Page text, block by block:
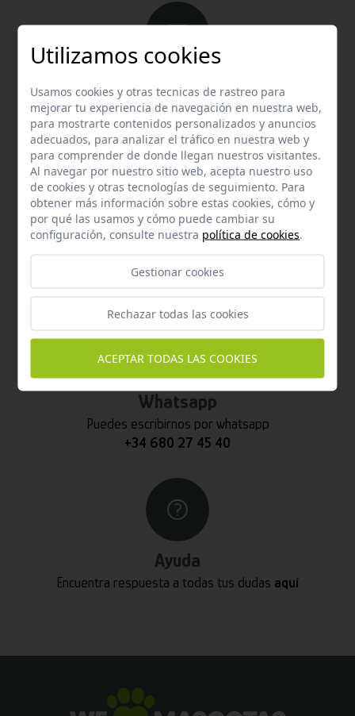
Email
Contacta con nosotros vía email
hola@welovemascotas.com
Teléfono
Contacta con nosotros a través del teléfono
Whatsapp
Puedes escribirnos por whatsapp
+34 680 27 45 40
Ayuda
Encuentra respuesta a todas tus dudas aquí
Utilizamos cookies
Usamos cookies y otras tecnicas de rastreo para
mejorar tu experiencia de navegación en nuestra web,
para mostrarte contenidos personalizados y anuncios
adecuados, para analizar el tráfico en nuestra web y
para comprender de donde llegan nuestros visitantes.
Al navegar por nuestro sitio web, acepta nuestro uso
de cookies y otras tecnologías de seguimiento. Para
obtener más información sobre estas cookies, cómo y
por qué las usamos y cómo puede cambiar su
configuración, consulte nuestra política de cookies.
Gestionar cookies
Rechazar todas las cookies
ACEPTAR TODAS LAS COOKIES